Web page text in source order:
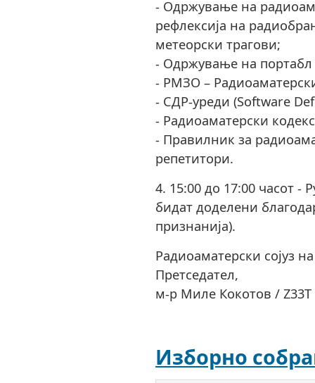
- Одржување на
рефлексија на
метеорски трагови;
- Одржување на
- РМЗО –
- СДР-уреди (Software
- Радиоаматерски
- Правилник за
репетитори.
4. 15:00 до 17:00 часот -
бидат доделени
признанија).
Радиоаматерски сојуз
Претседател,
м-р Миле Кокотов / Z33T
Изборно